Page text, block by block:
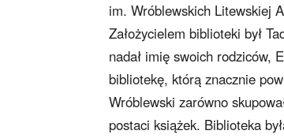
im. Wróblewskich Litewskiej
Założycielem biblioteki był
nadał imię swoich rodziców,
bibliotekę, którą znacznie
Wróblewski zarówno
postaci książek. Biblioteka